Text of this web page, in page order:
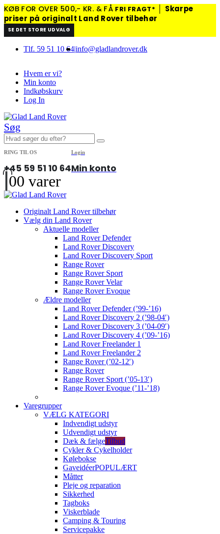
KØB FOR OVER 500,- KR. & FÅ FRI FRAGT*
Skarpe
priser på originalt Land Rover tilbehør
SE DET STORE UDVALG
Tlf. 59 51 10 64|info@gladlandrover.dk
Hvem er vi?
Min konto
Indkøbskurv
Log In
Søg
RING TIL OS
+45 59 51 10 64
Login
Min konto
00 varer
Originalt Land Rover tilbehør
Vælg din Land Rover
Aktuelle modeller
Land Rover Defender
Land Rover Discovery
Land Rover Discovery Sport
Range Rover
Range Rover Sport
Range Rover Velar
Range Rover Evoque
Ældre modeller
Land Rover Defender (’99-’16)
Land Rover Discovery 2 (’98-04′)
Land Rover Discovery 3 (’04-09′)
Land Rover Discovery 4 (’09-’16)
Land Rover Freelander 1
Land Rover Freelander 2
Range Rover (’02-12′)
Range Rover
Range Rover Sport (’05-13′)
Range Rover Evoque (’11-’18)
Varegrupper
VÆLG KATEGORI
Indvendigt udstyr
Udvendigt udstyr
Dæk & fælgeTilbud
Cykler & Cykelholder
Kølebokse
GaveidéerPOPULÆRT
Måtter
Pleje og reparation
Sikkerhed
Tagboks
Viskerblade
Camping & Touring
Servicepakke